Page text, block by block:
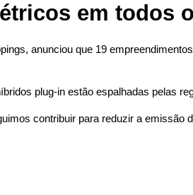
em todos
anunciou que 19
plug-in estão espalhadas pelas
contribuir para reduzir a